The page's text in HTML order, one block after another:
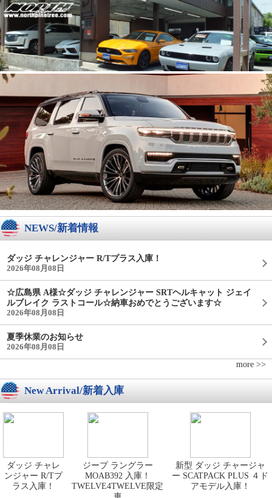
NEWS/新着情報
ダッジ チャレンジャー R/Tプラス入庫！
2026年08月08日
☆広島県 A様☆ダッジ チャレンジャー SRTヘルキャット ジェイ
ルブレイク ラストコール☆納車おめでとうございます☆
2026年08月08日
夏季休業のお知らせ
2026年08月08日
more >>
New Arrival/新着入庫
ダッジ チャレ
ンジャー R/Tプ
ラス入庫！
ジープ ラングラー
MOAB392 入庫！
TWELVE4TWELVE限定
新型 ダッジ チャージャ
ー SCATPACK PLUS ４ド
アモデル入庫！